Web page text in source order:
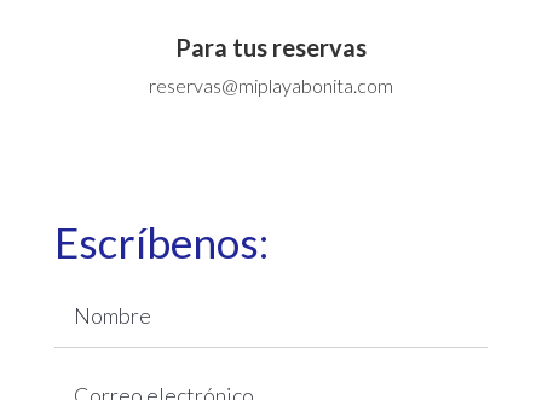
Para tus reservas
reservas@miplayabonita.com
Escríbenos: